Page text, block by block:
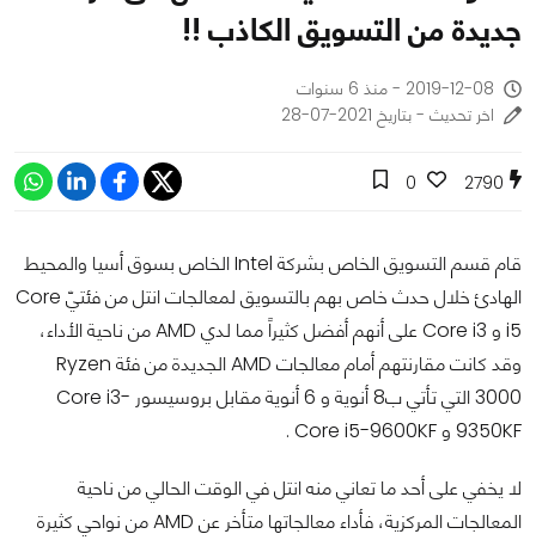
جديدة من التسويق الكاذب !!
2019-12-08 - منذ 6 سنوات
اخر تحديث - بتاريخ 2021-07-28
2790
0
قام قسم التسويق الخاص بشركة Intel الخاص بسوق أسيا والمحيط
الهادئ خلال حدث خاص بهم بالتسويق لمعالجات انتل من فئتيّ Core
i5 و Core i3 على أنهم أفضل كثيراً مما لدي AMD من ناحية الأداء،
وقد كانت مقارنتهم أمام معالجات AMD الجديدة من فئة Ryzen
3000 التي تأتي ب8 أنوية و 6 أنوية مقابل بروسيسور Core i3-
9350KF و Core i5-9600KF .
لا يخفي على أحد ما تعاني منه انتل في الوقت الحالي من ناحية
المعالجات المركزية، فأداء معالجاتها متأخر عن AMD من نواحي كثيرة